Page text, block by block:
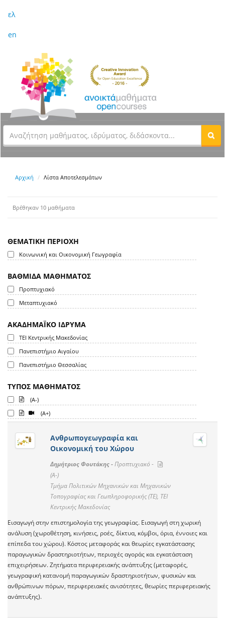
ελ
en
Αρχική Λίστα Αποτελεσμάτων
Βρέθηκαν 10 μαθήματα
ΘΕΜΑΤΙΚΗ ΠΕΡΙΟΧΗ
Κοινωνική και Οικονομική Γεωγραφία
ΒΑΘΜΙΔΑ ΜΑΘΗΜΑΤΟΣ
Προπτυχιακό
Μεταπτυχιακό
ΑΚΑΔΗΜΑΪΚΟ ΙΔΡΥΜΑ
ΤΕΙ Κεντρικής Μακεδονίας
Πανεπιστήμιο Αιγαίου
Πανεπιστήμιο Θεσσαλίας
ΤΥΠΟΣ ΜΑΘΗΜΑΤΟΣ
(A-)
(A+)
Ανθρωπογεωγραφία και
Οικονομική του Χώρου
Δημήτριος Φουτάκης -Προπτυχιακό -
(A-)
Τμήμα Πολιτικών Μηχανικών και Μηχανικών
Τοπογραφίας και Γεωπληροφορικής (ΤΕ), ΤΕΙ
Κεντρικής Μακεδονίας
Εισαγωγή στην επιστημολογία της γεωγραφίας. Εισαγωγή στη χωρική
ανάλυση (χωροθέτηση, κινήσεις, ροές, δίκτυα, κόμβοι, όρια, έννοιες και
επίπεδα του χώρου). Κόστος μεταφοράς και θεωρίες εγκατάστασης
παραγωγικών δραστηριοτήτων, περιοχές αγοράς και εγκατάσταση
επιχειρήσεων. Ζητήματα περιφερειακής ανάπτυξης (μεταφορές,
γεωγραφική κατανομή παραγωγικών δραστηριοτήτων, φυσικών και
ανθρώπινων πόρων, περιφερειακές ανισότητες, θεωρίες περιφερειακής
ανάπτυξης).